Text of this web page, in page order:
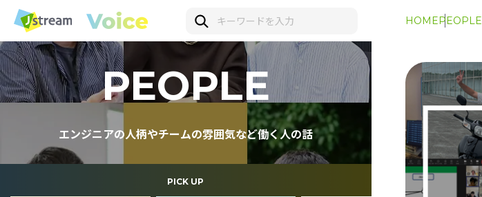
PEOPLE
エンジニアの人柄やチームの雰囲気など働く人の話
PICK UP
HOMEPEOPLE